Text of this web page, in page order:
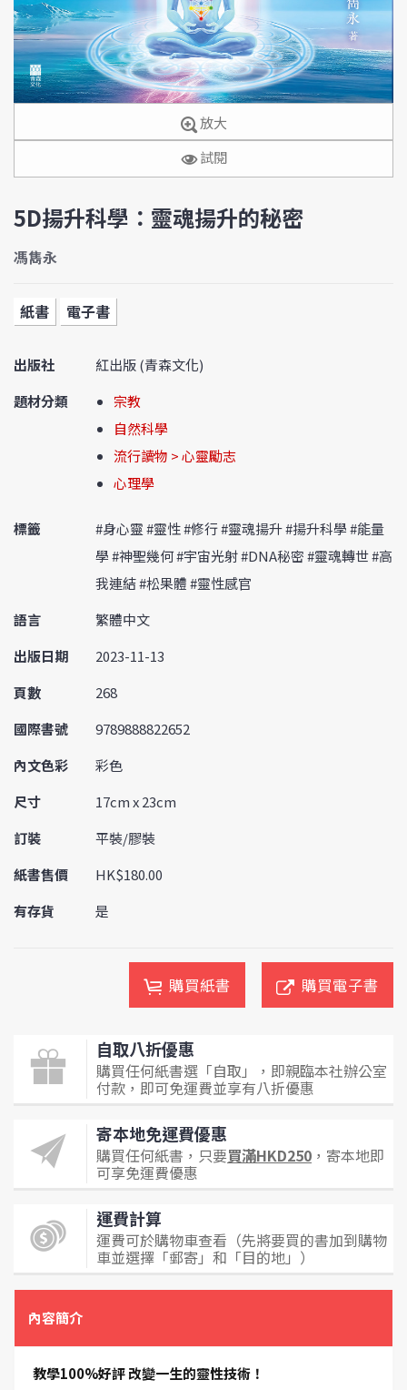
放大
試閱
5D揚升科學：靈魂揚升的秘密
馮雋永
紙書 電子書
出版社
紅出版 (青森文化)
題材分類
宗教
自然科學
流行讀物 > 心靈勵志
心理學
標籤
#身心靈 #靈性 #修行 #靈魂揚升 #揚升科學 #能量
學 #神聖幾何 #宇宙光射 #DNA秘密 #靈魂轉世 #高
我連結 #松果體 #靈性感官
語言
繁體中文
出版日期
2023-11-13
頁數
268
國際書號
9789888822652
內文色彩
彩色
尺寸
17cm x 23cm
訂裝
平裝/膠裝
紙書售價
HK$180.00
有存貨
是
購買紙書 購買電子書
自取八折優惠
購買任何紙書選「自取」，即親臨本社辦公室
付款，即可免運費並享有八折優惠
寄本地免運費優惠
購買任何紙書，只要買滿HKD250 ，寄本地即
可享免運費優惠
運費計算
運費可於購物車查看（先將要買的書加到購物
車並選擇「郵寄」和「目的地」）
內容簡介
教學100%好評 改變一生的靈性技術！